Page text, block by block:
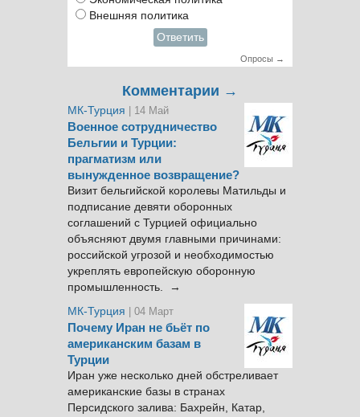
Внешняя политика
Ответить
Опросы →
Комментарии →
МК-Турция | 14 Май
Военное сотрудничество
Бельгии и Турции:
прагматизм или
вынужденное возвращение?
Визит бельгийской королевы Матильды и
подписание девяти оборонных
соглашений с Турцией официально
объясняют двумя главными причинами:
российской угрозой и необходимостью
укреплять европейскую оборонную
промышленность. →
МК-Турция
| 04 Март
Почему Иран не бьёт по
американским базам в
Турции
Иран уже несколько дней обстреливает
американские базы в странах
Персидского залива: Бахрейн, Катар,